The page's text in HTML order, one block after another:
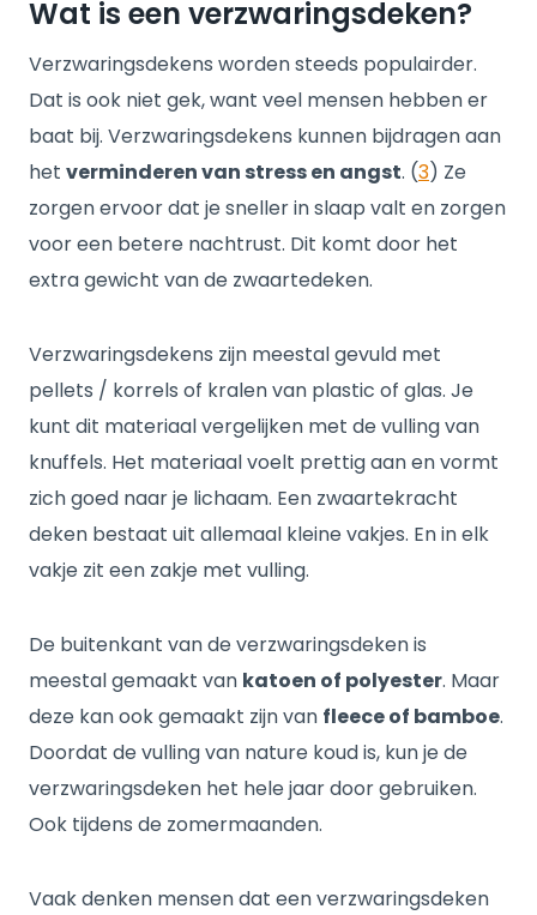
Wat is een verzwaringsdeken?
Verzwaringsdekens worden steeds populairder.
Dat is ook niet gek, want veel mensen hebben er
baat bij. Verzwaringsdekens kunnen bijdragen aan
het verminderen van stress en angst. (3) Ze
zorgen ervoor dat je sneller in slaap valt en zorgen
voor een betere nachtrust. Dit komt door het
extra gewicht van de zwaartedeken.
Verzwaringsdekens zijn meestal gevuld met
pellets / korrels of kralen van plastic of glas. Je
kunt dit materiaal vergelijken met de vulling van
knuffels. Het materiaal voelt prettig aan en vormt
zich goed naar je lichaam. Een zwaartekracht
deken bestaat uit allemaal kleine vakjes. En in elk
vakje zit een zakje met vulling.
De buitenkant van de verzwaringsdeken is
meestal gemaakt van katoen of polyester. Maar
deze kan ook gemaakt zijn van fleece of bamboe.
Doordat de vulling van nature koud is, kun je de
verzwaringsdeken het hele jaar door gebruiken.
Ook tijdens de zomermaanden.
Vaak denken mensen dat een verzwaringsdeken